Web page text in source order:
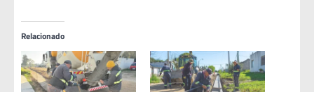
Relacionado